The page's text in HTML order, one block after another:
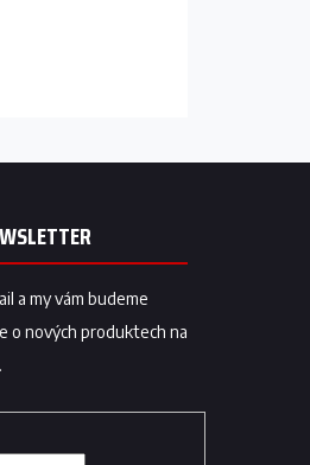
a my vám budeme
o nových produktech na